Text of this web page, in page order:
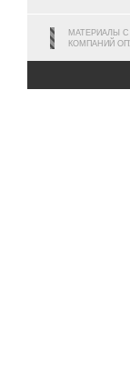
МАТЕРИАЛЫ
КОМПАНИЙ